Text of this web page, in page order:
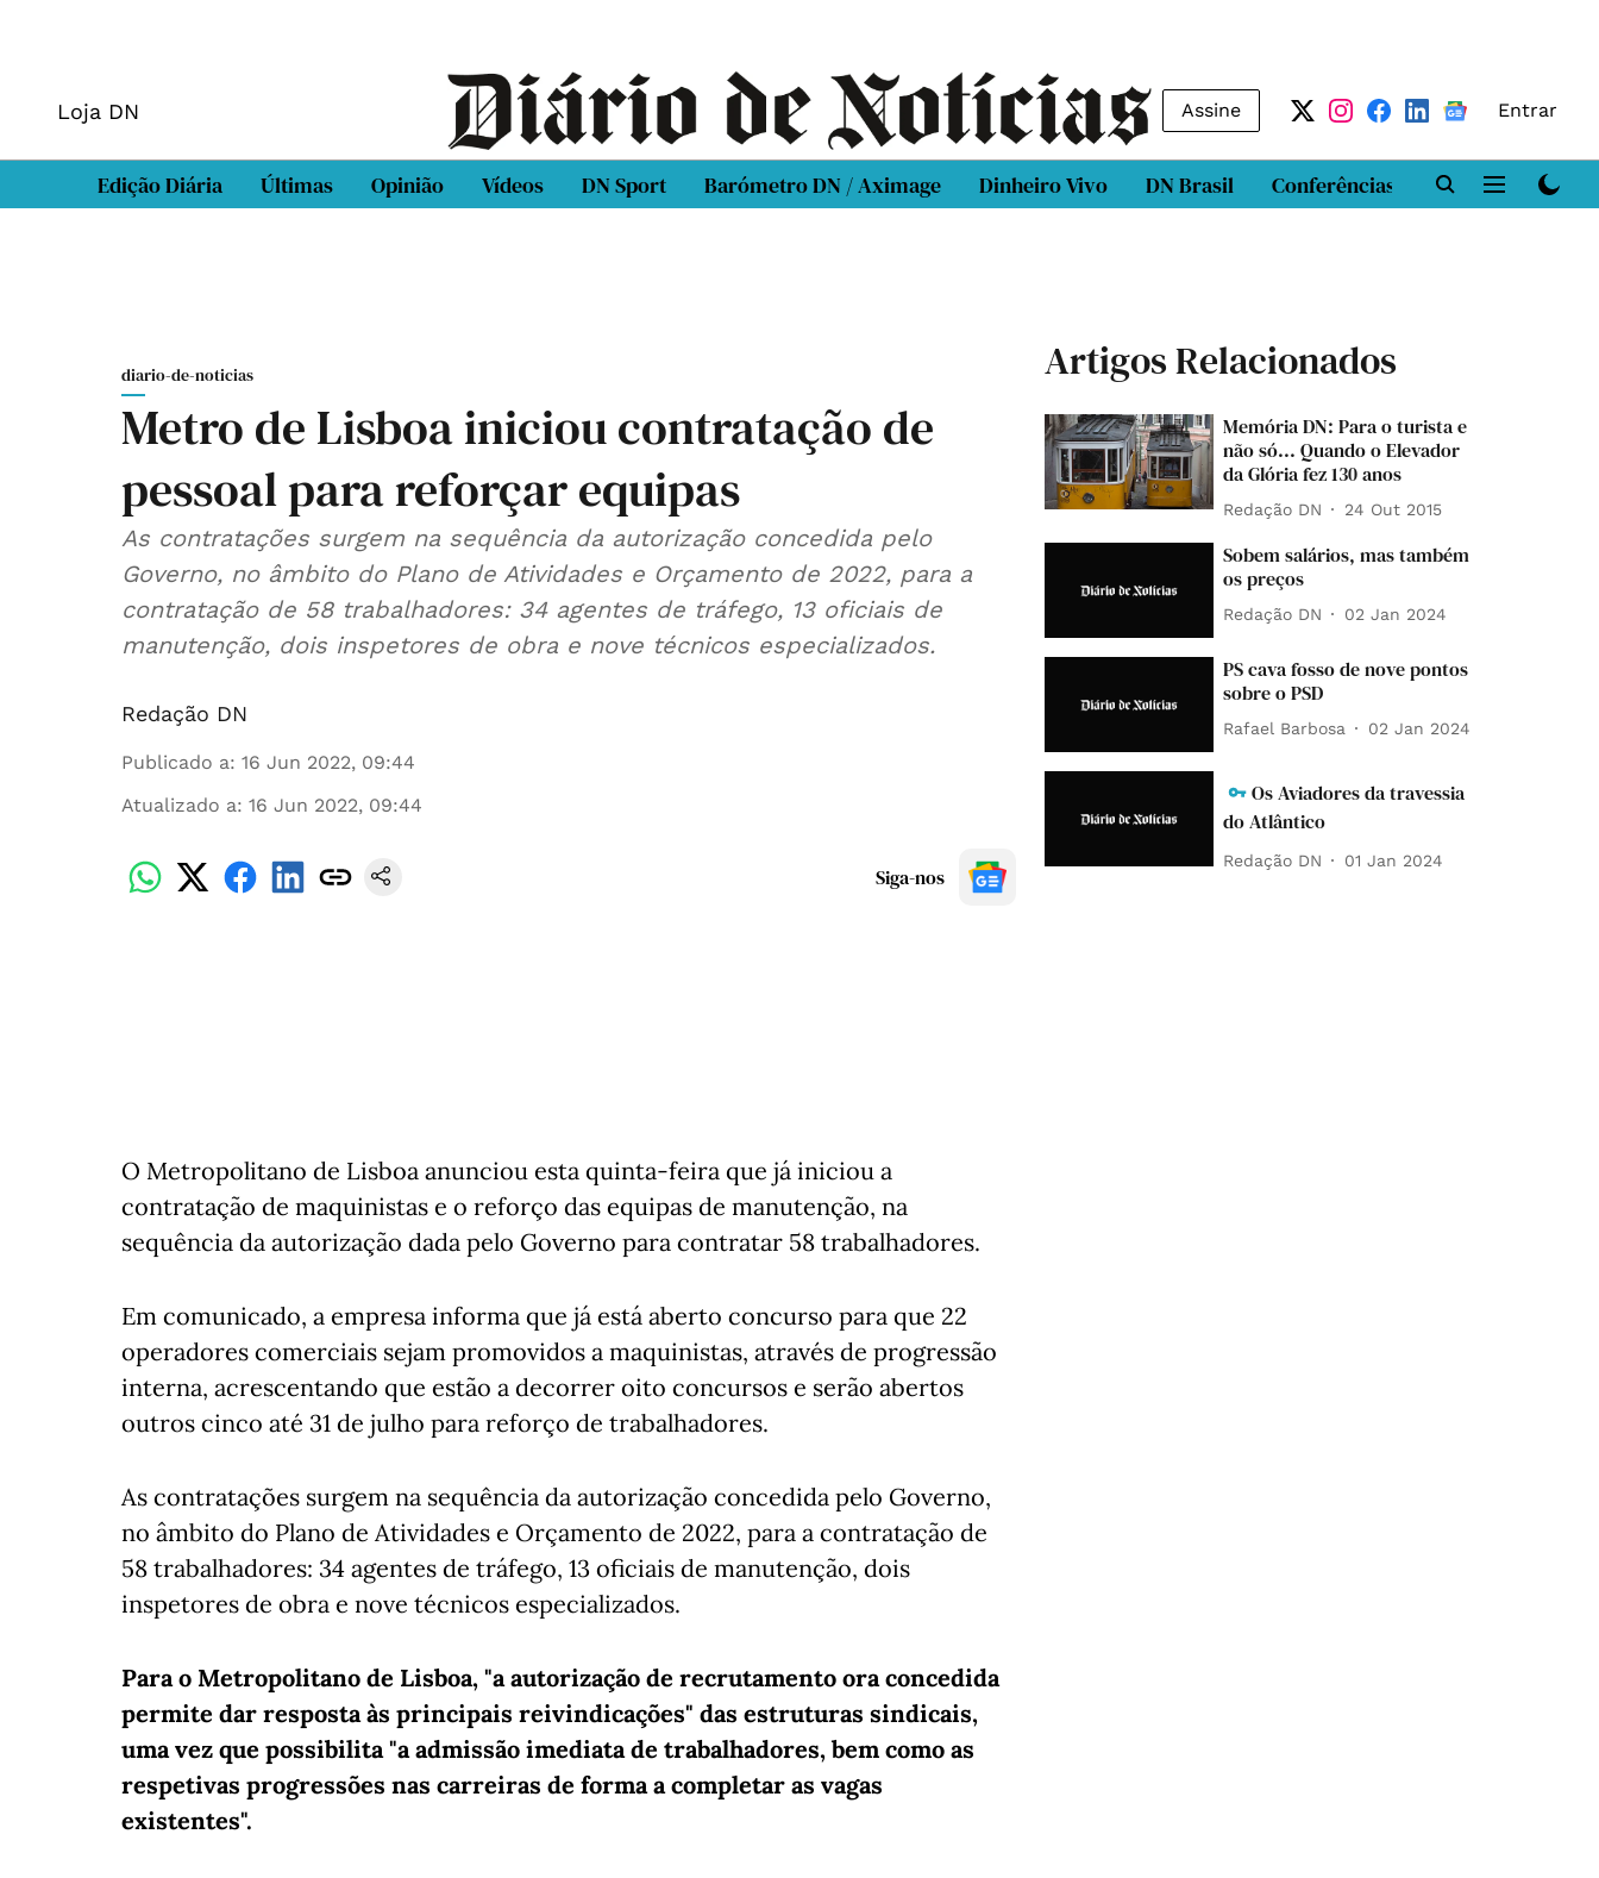
Loja DN Assine Entrar
Edição Diária Últimas Opinião Vídeos DN Sport Barómetro DN / Aximage Dinheiro Vivo DN Brasil Conferências DN LAB
diario-de-noticias
Metro de Lisboa iniciou contratação de
pessoal para reforçar equipas
As contratações surgem na sequência da autorização concedida pelo
Governo, no âmbito do Plano de Atividades e Orçamento de 2022, para a
contratação de 58 trabalhadores: 34 agentes de tráfego, 13 oficiais de
manutenção, dois inspetores de obra e nove técnicos especializados.
Redação DN
Publicado a: 16 Jun 2022, 09:44
Atualizado a: 16 Jun 2022, 09:44
Siga-nos
O Metropolitano de Lisboa anunciou esta quinta-feira que já iniciou a
contratação de maquinistas e o reforço das equipas de manutenção, na
sequência da autorização dada pelo Governo para contratar 58 trabalhadores.
Em comunicado, a empresa informa que já está aberto concurso para que 22
operadores comerciais sejam promovidos a maquinistas, através de progressão
interna, acrescentando que estão a decorrer oito concursos e serão abertos
outros cinco até 31 de julho para reforço de trabalhadores.
As contratações surgem na sequência da autorização concedida pelo Governo,
no âmbito do Plano de Atividades e Orçamento de 2022, para a contratação de
58 trabalhadores: 34 agentes de tráfego, 13 oficiais de manutenção, dois
inspetores de obra e nove técnicos especializados.
Para o Metropolitano de Lisboa, "a autorização de recrutamento ora concedida
permite dar resposta às principais reivindicações" das estruturas sindicais,
uma vez que possibilita "a admissão imediata de trabalhadores, bem como as
respetivas progressões nas carreiras de forma a completar as vagas
existentes".
Artigos Relacionados
Memória DN: Para o turista e
não só... Quando o Elevador
da Glória fez 130 anos
Redação DN 24 Out 2015
Sobem salários, mas também
os preços
Redação DN 02 Jan 2024
PS cava fosso de nove pontos
sobre o PSD
Rafael Barbosa 02 Jan 2024
Os Aviadores da travessia
do Atlântico
Redação DN 01 Jan 2024